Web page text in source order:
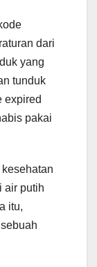
dari
yang
tunduk
expired
pakai
air putih
itu,